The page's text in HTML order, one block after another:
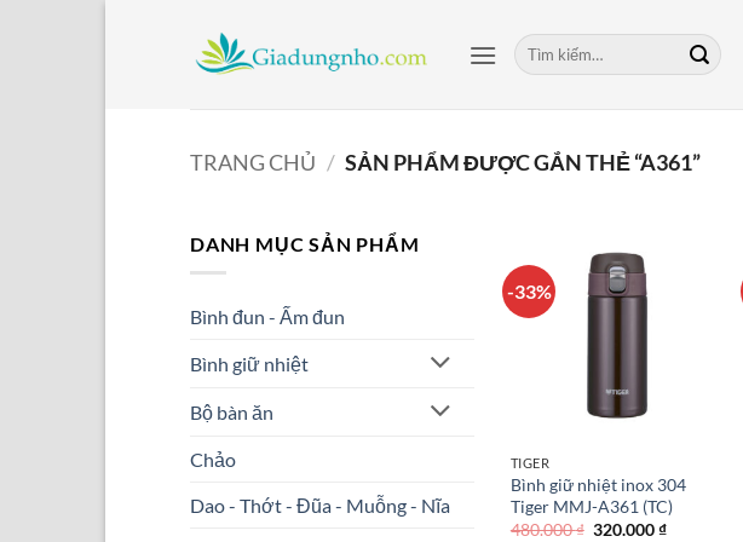
Tìm
kiếm:
TRANG CHỦ / SẢN PHẨM ĐƯỢC GẮN THẺ “A361”
DANH MỤC SẢN PHẨM
Bình đun - Ấm đun
Bình giữ nhiệt
Bộ bàn ăn
Chảo
Dao - Thớt - Đũa - Muỗng - Nĩa
-33%
TIGER
Bình giữ nhiệt inox 304
Tiger MMJ-A361 (TC)
480.000₫ Giá
320.000₫Giá